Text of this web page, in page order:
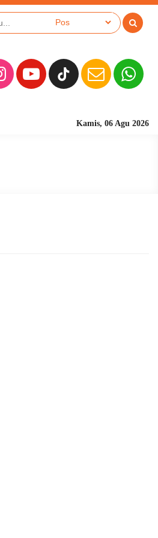
Kamis, 06 Agu 2026
Sekolah